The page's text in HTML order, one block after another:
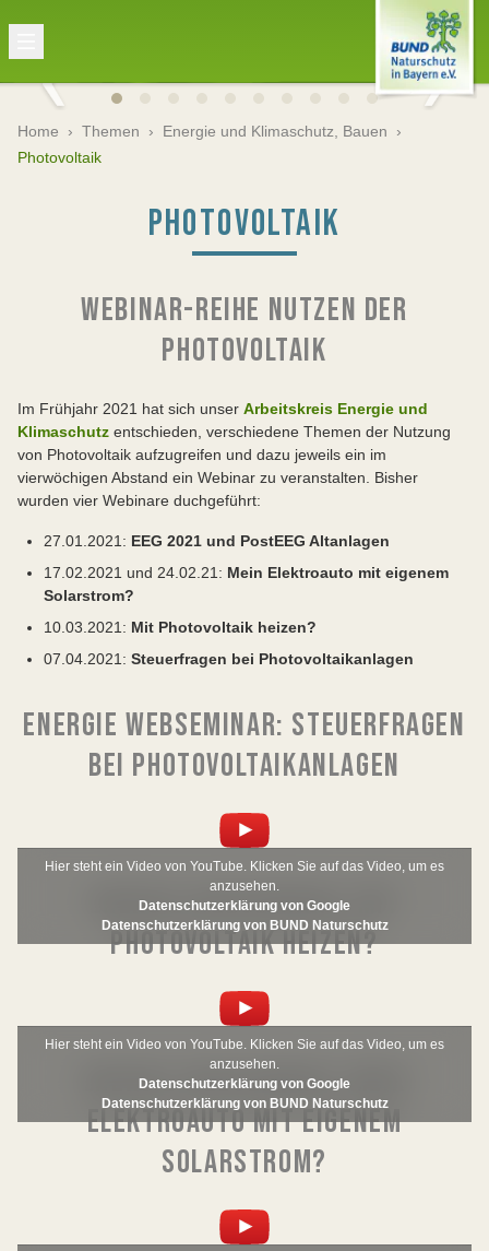
Home › Themen › Energie und Klimaschutz, Bauen ›
Photovoltaik
PHOTOVOLTAIK
WEBINAR-REIHE NUTZEN DER
PHOTOVOLTAIK
Im Frühjahr 2021 hat sich unser Arbeitskreis Energie und
Klimaschutz entschieden, verschiedene Themen der Nutzung
von Photovoltaik aufzugreifen und dazu jeweils ein im
vierwöchigen Abstand ein Webinar zu veranstalten. Bisher
wurden vier Webinare duchgeführt:
27.01.2021: EEG 2021 und PostEEG Altanlagen
17.02.2021 und 24.02.21: Mein Elektroauto mit eigenem
Solarstrom?
10.03.2021: Mit Photovoltaik heizen?
07.04.2021: Steuerfragen bei Photovoltaikanlagen
ENERGIE WEBSEMINAR: STEUERFRAGEN
BEI PHOTOVOLTAIKANLAGEN
Hier steht ein Video von YouTube. Klicken Sie auf das Video, um es
anzusehen.
Datenschutzerklärung von Google
Datenschutzerklärung von BUND Naturschutz
ENERGIE WEBSEMINAR: MIT
PHOTOVOLTAIK HEIZEN?
Hier steht ein Video von YouTube. Klicken Sie auf das Video, um es
anzusehen.
Datenschutzerklärung von Google
Datenschutzerklärung von BUND Naturschutz
ENERGIE WEBSEMINAR: MEIN
ELEKTROAUTO MIT EIGENEM
SOLARSTROM?